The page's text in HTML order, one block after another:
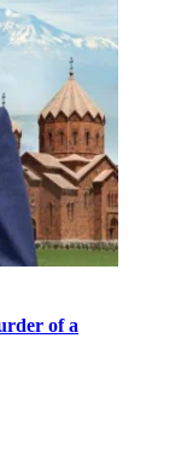
of a